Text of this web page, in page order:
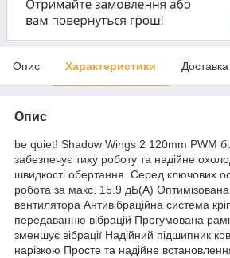
Опис Характеристики Доставка
Опис
be quiet! Shadow Wings 2 120mm PWM
забезпечує тиху роботу та надійне
швидкості обертання. Серед ключових
робота за макс. 15.9 дБ(A)
вентилятора Антивібраційна система
передаванню вібрацій Прогумована
зменшує вібрації Надійний підшипник
нарізкою Просте та надійне